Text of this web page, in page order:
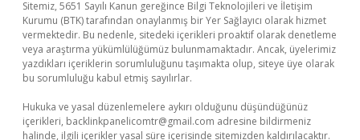
Sitemiz, 5651 Sayılı Kanun gereğince Bilgi Teknolojileri ve İletişim
Kurumu (BTK) tarafından onaylanmış bir Yer Sağlayıcı olarak hizmet
vermektedir. Bu nedenle, sitedeki içerikleri proaktif olarak denetleme
veya araştırma yükümlülüğümüz bulunmamaktadır. Ancak, üyelerimiz
yazdıkları içeriklerin sorumluluğunu taşımakta olup, siteye üye olarak
bu sorumluluğu kabul etmiş sayılırlar.
Hukuka ve yasal düzenlemelere aykırı olduğunu düşündüğünüz
içerikleri, backlinkpanelicomtr@gmail.com adresine bildirmeniz
halinde, ilgili içerikler yasal süre içerisinde sitemizden kaldırılacaktır.